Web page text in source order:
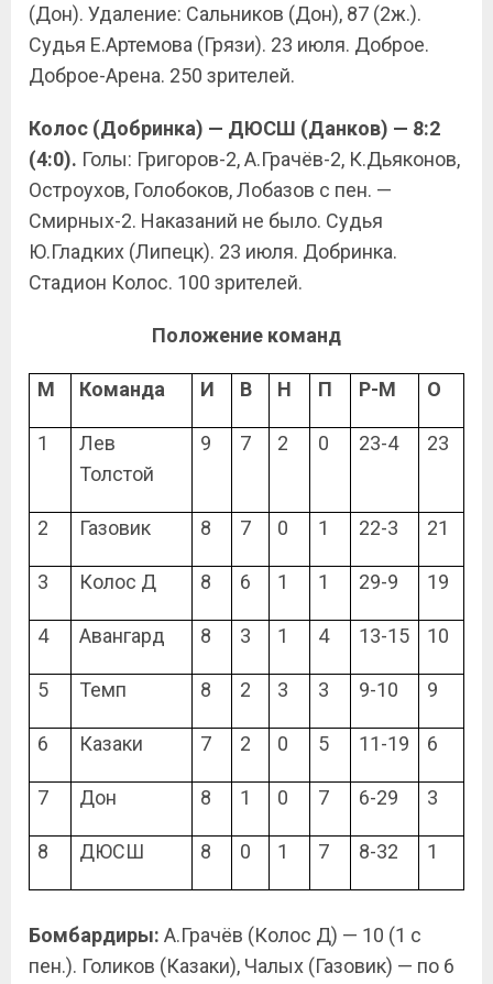
(Дон). Удаление: Сальников (Дон), 87 (2ж.).
Судья Е.Артемова (Грязи). 23 июля. Доброе.
Доброе-Арена. 250 зрителей.
Колос (Добринка) — ДЮСШ (Данков) — 8:2
(4:0). Голы: Григоров-2, А.Грачёв-2, К.Дьяконов,
Остроухов, Голобоков, Лобазов с пен. —
Смирных-2. Наказаний не было. Судья
Ю.Гладких (Липецк). 23 июля. Добринка.
Стадион Колос. 100 зрителей.
Положение команд
М Команда И В Н П Р-М О
1
Лев
Толстой
9 7 2 0 23-4 23
2 Газовик 8 7 0 1 22-3 21
3 Колос Д 8 6 1 1 29-9 19
4 Авангард 8 3 1 4 13-15 10
5 Темп 8 2 3 3 9-10 9
6 Казаки 7 2 0 5 11-19 6
7 Дон 8 1 0 7 6-29 3
8 ДЮСШ 8 0 1 7 8-32 1
Бомбардиры: А.Грачёв (Колос Д) — 10 (1 с
пен.). Голиков (Казаки), Чалых (Газовик) — по 6